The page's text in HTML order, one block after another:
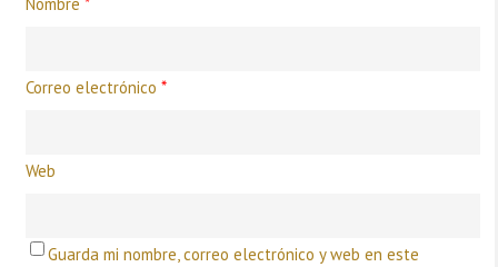
Nombre*
Correo electrónico*
Web
Guarda mi nombre, correo electrónico y web en este